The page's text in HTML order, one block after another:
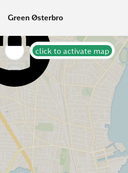
Green Østerbro
click to activate map